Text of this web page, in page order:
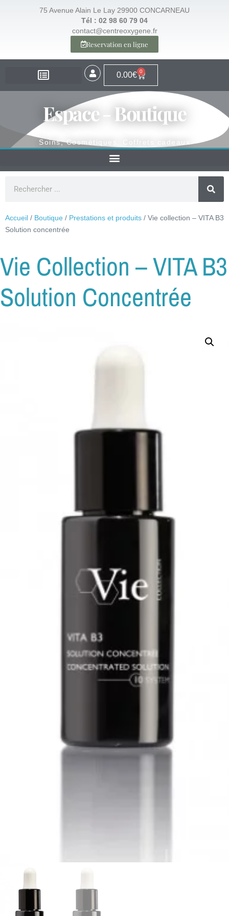
75 Avenue Alain Le Lay 29900 CONCARNEAU
Tél : 02 98 60 79 04
contact@centreoxygene.fr
Reservation en ligne
0.00€ 0
Espace - Boutique
Soins, Cosmétiques, Coffrets cadeaux
Accueil / Boutique / Prestations et produits / Vie collection – VITA B3
Solution concentrée
Vie Collection – VITA B3
Solution Concentrée